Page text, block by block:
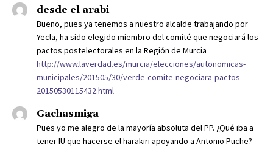
desde el arabi
Bueno, pues ya tenemos a nuestro alcalde trabajando por
Yecla, ha sido elegido miembro del comité que negociará los
pactos postelectorales en la Región de Murcia
http://www.laverdad.es/murcia/elecciones/autonomicas-
municipales/201505/30/verde-comite-negociara-pactos-
20150530115432.html
Gachasmiga
Pues yo me alegro de la mayoría absoluta del PP. ¿Qué iba a
tener IU que hacerse el harakiri apoyando a Antonio Puche?